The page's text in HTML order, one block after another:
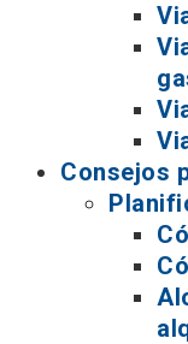
Consejos